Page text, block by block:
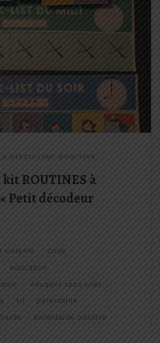
l’enfant en crise est le premier
Lynda Corazza et Anne-Claire
le fruit d’une rencontre lors d’un
animé par l’une (Anne-Claire) et
DISCIPLINE POSITIVE
kit ROUTINES à
Petit décodeur
violente crise
education
éduquer sans crier
kit parentalité
parentalité positive